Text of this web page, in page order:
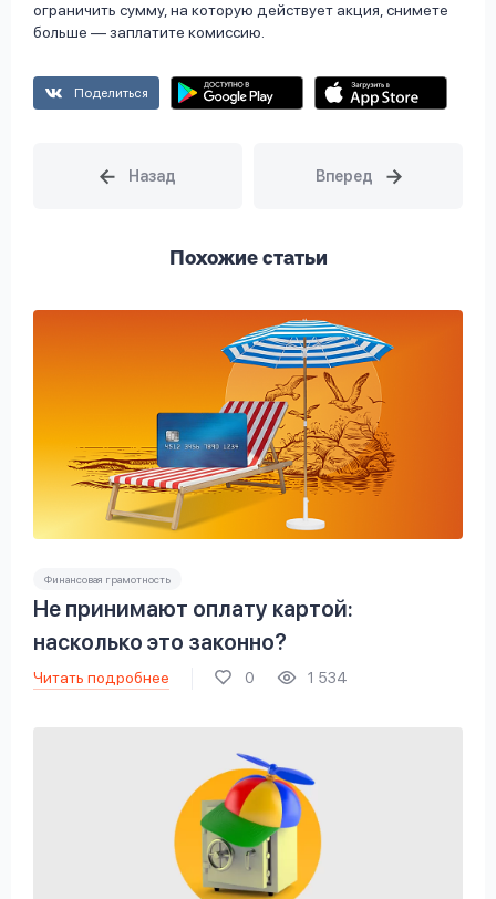
ограничить сумму, на которую действует акция, снимете
больше — заплатите комиссию.
Поделиться
Похожие статьи
Финансовая грамотность
Не принимают оплату картой:
насколько это законно?
Читать подробнее 0 1 534